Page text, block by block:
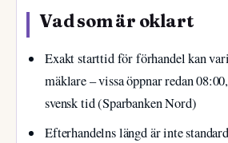
Vad som är oklart
Exakt starttid för förhandel kan
mäklare – vissa öppnar redan
svensk tid (Sparbanken Nord)
Efterhandelns längd är inte